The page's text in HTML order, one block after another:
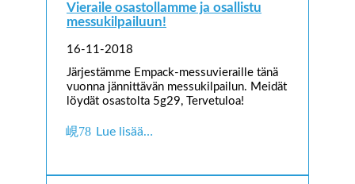
Vieraile osastollamme ja osallistu
messukilpailuun!
16-11-2018
Järjestämme Empack-messuvieraille tänä
vuonna jännittävän messukilpailun. Meidät
löydät osastolta 5g29, Tervetuloa!
Lue lisää…